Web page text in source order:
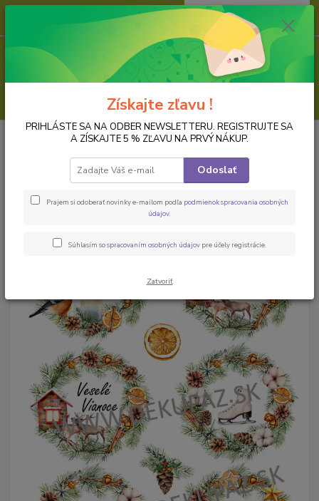
ks
za 0,00 EUR
PAPIER NA DECOUPAGE Ryžové papiere, formát A4
Ryžový papier na decoupage
Získajte zľavu !
PRIHLÁSTE SA NA ODBER NEWSLETTERU. REGISTRUJTE SA
A ZÍSKAJTE 5 % ZĽAVU NA PRVÝ NÁKUP.
Odoslať
Prajem si odoberať novinky e-mailom podľa podmienok spracovania osobných
údajov.
Súhlasím sospracovaním osobných údajov pre účely registrácie.
Zatvoriť